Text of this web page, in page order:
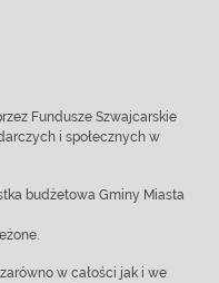
Fundusze Szwajcarskie
i społecznych w
budżetowa Gminy Miasta
w całości jak i we